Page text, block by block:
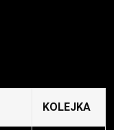
KOLEJKA